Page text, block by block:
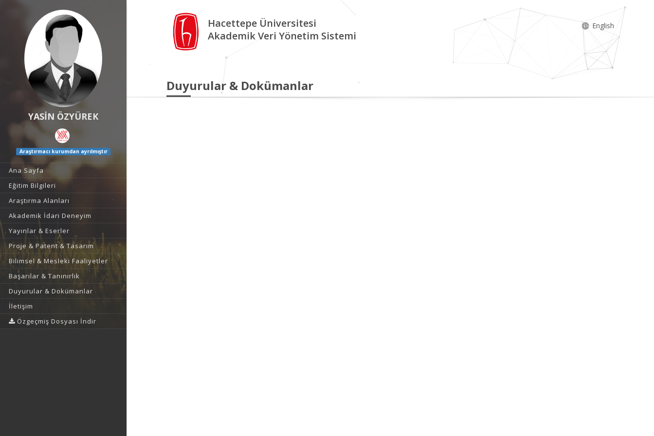
YASİN ÖZYÜREK
Araştırmacı kurumdan ayrılmıştır
Ana Sayfa
Eğitim Bilgileri
Araştırma Alanları
Akademik İdari Deneyim
Yayınlar & Eserler
Proje & Patent & Tasarım
Bilimsel & Mesleki Faaliyetler
Başarılar & Tanınırlık
Duyurular & Dokümanlar
İletişim
Özgeçmiş Dosyası İndir
Hacettepe Üniversitesi
Akademik Veri Yönetim Sistemi
English
Duyurular & Dokümanlar